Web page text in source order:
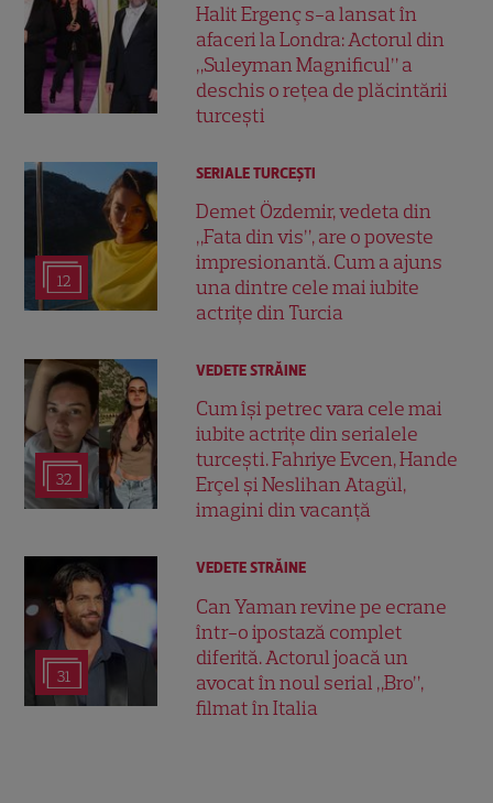
Halit Ergenç s-a lansat în
afaceri la Londra: Actorul din
„Suleyman Magnificul” a
deschis o rețea de plăcintării
turcești
12
SERIALE TURCEŞTI
Demet Özdemir, vedeta din
„Fata din vis”, are o poveste
impresionantă. Cum a ajuns
una dintre cele mai iubite
actrițe din Turcia
32
VEDETE STRĂINE
Cum își petrec vara cele mai
iubite actrițe din serialele
turcești. Fahriye Evcen, Hande
Erçel și Neslihan Atagül,
imagini din vacanță
31
VEDETE STRĂINE
Can Yaman revine pe ecrane
într-o ipostază complet
diferită. Actorul joacă un
avocat în noul serial „Bro”,
filmat în Italia